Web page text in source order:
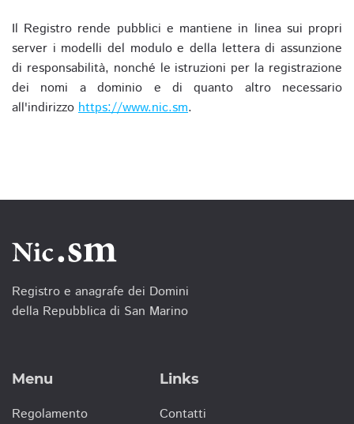
Il Registro rende pubblici e mantiene in linea sui propri
server i modelli del modulo e della lettera di assunzione
di responsabilità, nonché le istruzioni per la registrazione
dei nomi a dominio e di quanto altro necessario
all'indirizzo https://www.nic.sm.
Registro e anagrafe dei Domini
della Repubblica di San Marino
Menu
Regolamento
Links
Contatti